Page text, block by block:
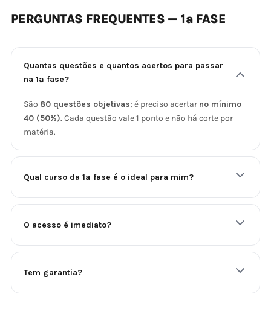
PERGUNTAS FREQUENTES — 1ª FASE
Quantas questões e quantos acertos para passar
na 1ª fase?
São 80 questões objetivas; é preciso acertar no mínimo
40 (50%). Cada questão vale 1 ponto e não há corte por
matéria.
Qual curso da 1ª fase é o ideal para mim?
O acesso é imediato?
Tem garantia?